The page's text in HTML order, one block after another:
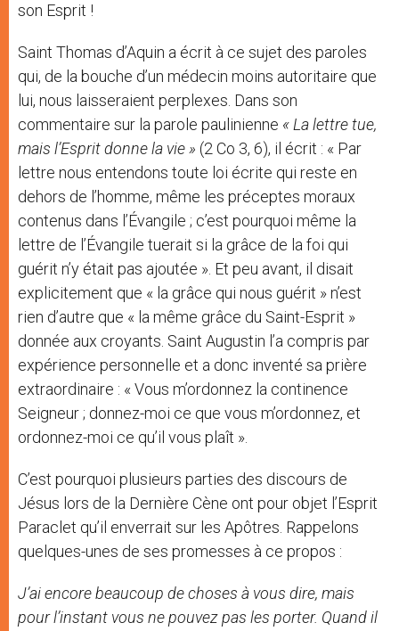
son Esprit !
Saint Thomas d’Aquin a écrit à ce sujet des paroles
qui, de la bouche d’un médecin moins autoritaire que
lui, nous laisseraient perplexes. Dans son
commentaire sur la parole paulinienne « La lettre tue,
mais l’Esprit donne la vie » (2 Co 3, 6), il écrit : « Par
lettre nous entendons toute loi écrite qui reste en
dehors de l’homme, même les préceptes moraux
contenus dans l’Évangile ; c’est pourquoi même la
lettre de l’Évangile tuerait si la grâce de la foi qui
guérit n’y était pas ajoutée ». Et peu avant, il disait
explicitement que « la grâce qui nous guérit » n’est
rien d’autre que « la même grâce du Saint-Esprit »
donnée aux croyants. Saint Augustin l’a compris par
expérience personnelle et a donc inventé sa prière
extraordinaire : « Vous m’ordonnez la continence
Seigneur ; donnez-moi ce que vous m’ordonnez, et
ordonnez-moi ce qu’il vous plaît ».
​C’est pourquoi plusieurs parties des discours de
Jésus lors de la Dernière Cène ont pour objet l’Esprit
Paraclet qu’il enverrait sur les Apôtres. Rappelons
quelques-unes de ses promesses à ce propos :
J’ai encore beaucoup de choses à vous dire, mais
pour l’instant vous ne pouvez pas les porter. Quand il